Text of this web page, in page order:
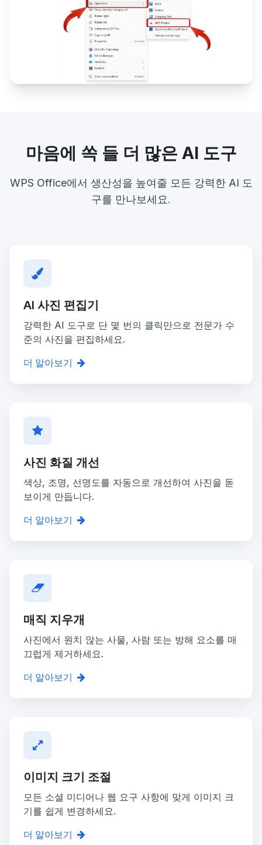
마음에 쏙 들 더 많은 AI 도구
WPS Office에서 생산성을 높여줄 모든 강력한 AI 도
구를 만나보세요.
AI 사진 편집기
강력한 AI 도구로 단 몇 번의 클릭만으로 전문가 수
준의 사진을 편집하세요.
더 알아보기
사진 화질 개선
색상, 조명, 선명도를 자동으로 개선하여 사진을 돋
보이게 만듭니다.
더 알아보기
매직 지우개
사진에서 원치 않는 사물, 사람 또는 방해 요소를 매
끄럽게 제거하세요.
더 알아보기
이미지 크기 조절
모든 소셜 미디어나 웹 요구 사항에 맞게 이미지 크
기를 쉽게 변경하세요.
더 알아보기